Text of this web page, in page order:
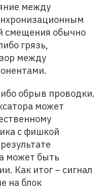
между
смещения обычно
грязь,
между
обрыв проводки.
может
с фишкой
может быть
Как итог – сигнал
на блок